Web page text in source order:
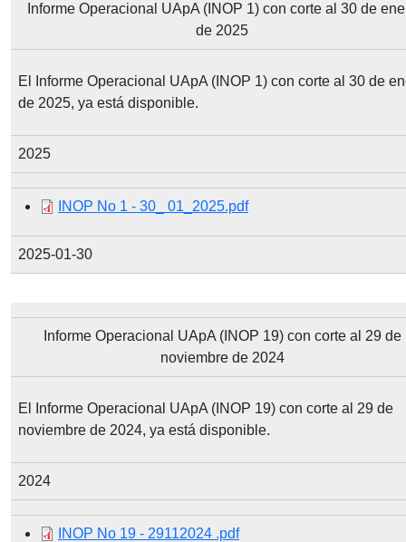
Informe Operacional UApA (INOP 1) con corte al 30 de
de 2025
El Informe Operacional UApA (INOP 1) con corte al 30 de
de 2025, ya está disponible.
2025
Document
INOP No 1 - 30_ 01_2025.pdf
2025-01-30
Informe Operacional UApA (INOP 19) con corte al 29 de
noviembre de 2024
El Informe Operacional UApA (INOP 19) con corte al 29 de
noviembre de 2024, ya está disponible.
2024
Document
INOP No 19 - 29112024 .pdf